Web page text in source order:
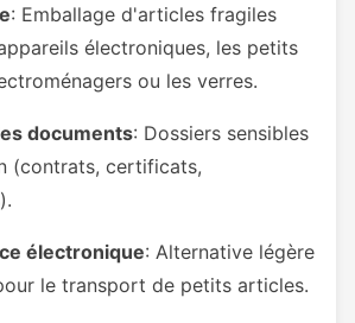
: Emballage d'articles fragiles
électroniques, les petits
ou les verres.
documents: Dossiers sensibles
(contrats, certificats,
électronique: Alternative légère
le transport de petits articles.